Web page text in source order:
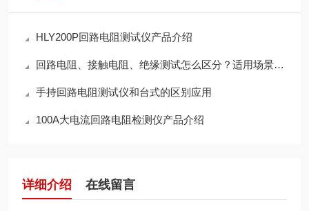
HLY200P回路电阻测试仪产品介绍
回路电阻、接触电阻、绝缘测试怎么区分？适用场景与设备选择说明
手持回路电阻测试仪和台式的区别应用
100A大电流回路电阻检测仪产品介绍
详细介绍 在线留言